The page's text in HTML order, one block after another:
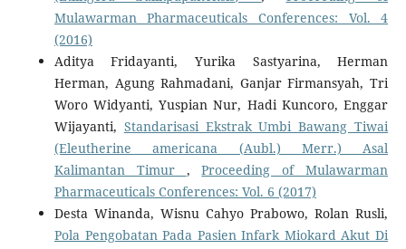
Mulawarman Pharmaceuticals Conferences: Vol. 4
(2016)
Aditya Fridayanti, Yurika Sastyarina, Herman
Herman, Agung Rahmadani, Ganjar Firmansyah, Tri
Woro Widyanti, Yuspian Nur, Hadi Kuncoro, Enggar
Wijayanti, Standarisasi Ekstrak Umbi Bawang Tiwai
(Eleutherine americana (Aubl.) Merr.) Asal
Kalimantan Timur ,Proceeding of Mulawarman
Pharmaceuticals Conferences: Vol. 6 (2017)
Desta Winanda, Wisnu Cahyo Prabowo, Rolan Rusli,
Pola Pengobatan Pada Pasien Infark Miokard Akut Di